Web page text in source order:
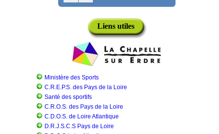
Liens utiles
Ministère des Sports
C.R.E.P.S. des Pays de la Loire
Santé des sportifs
C.R.O.S. des Pays de la Loire
C.D.O.S. de Loire Atlantique
D.R.J.S.C.S Pays de Loire